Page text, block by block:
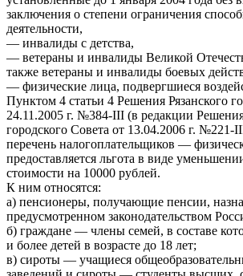
заключения о степени ограничения
деятельности,
— инвалиды с детства,
— ветераны и инвалиды Великой
также ветераны и инвалиды боевых
— физические лица, подвергшиеся
Пунктом 4 статьи 4 Решения Рязанского
24.11.2005 г. №384-III (в редакции Решения
городского Совета от 13.04.2006 г. №221-
перечень налогоплательщиков —
предоставляется льгота в виде
стоимости на 10000 рублей.
К ним относятся:
а) пенсионеры, получающие пенсии,
предусмотренном законодательством
б) граждане — члены семей, в составе
и более детей в возрасте до 18 лет;
в) сироты — учащиеся